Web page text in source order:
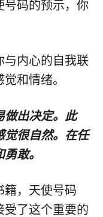
号码的预示，你
与内心的自我联
和情绪。
做出决定。此
觉很自然。在任
敢。
籍，天使号码
受了这个重要的